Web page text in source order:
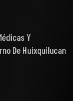
Y
De Huixquilucan